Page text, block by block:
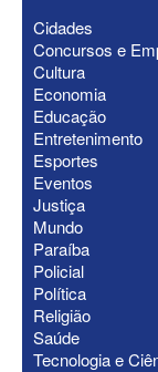
ELEIÇÕES
anuncia Zé
Medeiros
Cidades
Concursos e
Cultura
Economia
Educação
Entretenimento
Esportes
Eventos
Justiça
Mundo
Paraíba
Policial
Política
Religião
Saúde
Tecnologia e